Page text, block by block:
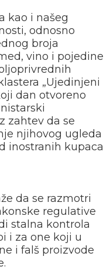
kao i našeg
odnosno
broja
vino i pojedine
„Ujedinjeni
dan otvoreno
zahtev da se
njihovog ugleda
inostranih kupaca
da se razmotri
regulative
stalna kontrola
i za one koji u
i falš proizvode